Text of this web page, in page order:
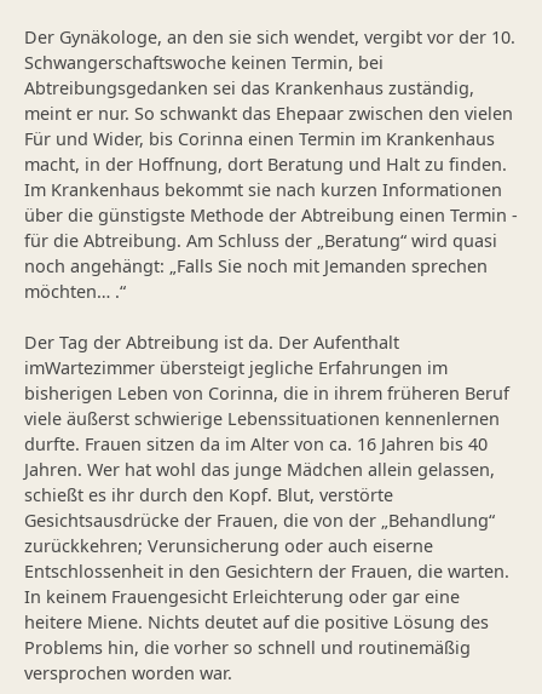
Der Gynäkologe, an den sie sich wendet, vergibt vor der 10.
Schwangerschaftswoche keinen Termin, bei
Abtreibungsgedanken sei das Krankenhaus zuständig,
meint er nur. So schwankt das Ehepaar zwischen den vielen
Für und Wider, bis Corinna einen Termin im Krankenhaus
macht, in der Hoffnung, dort Beratung und Halt zu finden.
Im Krankenhaus bekommt sie nach kurzen Informationen
über die günstigste Methode der Abtreibung einen Termin -
für die Abtreibung. Am Schluss der „Beratung“ wird quasi
noch angehängt: „Falls Sie noch mit Jemanden sprechen
möchten… .“
Der Tag der Abtreibung ist da. Der Aufenthalt
imWartezimmer übersteigt jegliche Erfahrungen im
bisherigen Leben von Corinna, die in ihrem früheren Beruf
viele äußerst schwierige Lebenssituationen kennenlernen
durfte. Frauen sitzen da im Alter von ca. 16 Jahren bis 40
Jahren. Wer hat wohl das junge Mädchen allein gelassen,
schießt es ihr durch den Kopf. Blut, verstörte
Gesichtsausdrücke der Frauen, die von der „Behandlung“
zurückkehren; Verunsicherung oder auch eiserne
Entschlossenheit in den Gesichtern der Frauen, die warten.
In keinem Frauengesicht Erleichterung oder gar eine
heitere Miene. Nichts deutet auf die positive Lösung des
Problems hin, die vorher so schnell und routinemäßig
versprochen worden war.